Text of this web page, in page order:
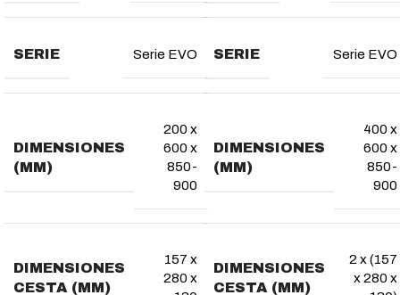
SERIE Serie EVO
DIMENSIONES
(MM)
200 x
600 x
850-
900
DIMENSIONES
CESTA (MM)
157 x
280 x
SERIE Serie EVO
DIMENSIONES
(MM)
400 x
600 x
850-
900
DIMENSIONES
CESTA (MM)
2 x (157
x 280 x